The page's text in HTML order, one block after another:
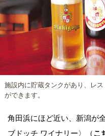
施設内に貯蔵タンクがあり、レ
ができます。
角田浜にほど近い、新潟が
ブドッチ ワイナリー〉（こ